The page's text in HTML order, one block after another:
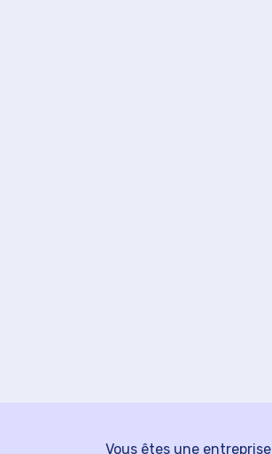
Vous êtes une entreprise